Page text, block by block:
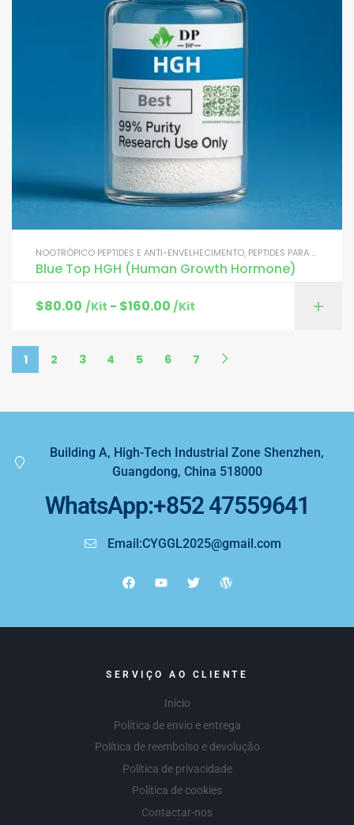
NOOTRÓPICO PEPTIDES E ANTI-ENVELHECIMENTO, PEPTIDES PARA O CRESCIMENTO MUSCULAR
Blue Top HGH (Human Growth Hormone)
$80.00 /Kit - $160.00 /Kit
1 2 3 4 5 6 7
Building A, High-Tech Industrial Zone Shenzhen,
Guangdong, China 518000
WhatsApp:+852 47559641
Email:CYGGL2025@gmail.com
SERVIÇO AO CLIENTE
Início
Política de envio e entrega
Política de reembolso e devolução
Política de privacidade
Política de cookies
Contactar-nos